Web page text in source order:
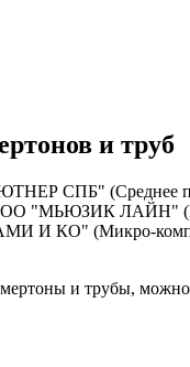
и труб
СПБ" (Среднее
ООО "МЬЮЗИК ЛАЙН"
И КО" (Микро-
и трубы, можно